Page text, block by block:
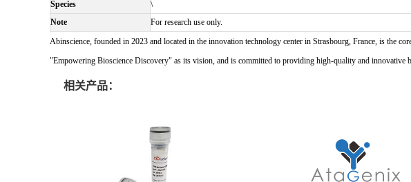
Species
\
Note
For research use only.
Abinscience, founded in 2023 and located in the innovation technology center in Strasbourg, France, is the
"Empowering Bioscience Discovery" as its vision, and is committed to providing high-quality and innovative
相关产品：